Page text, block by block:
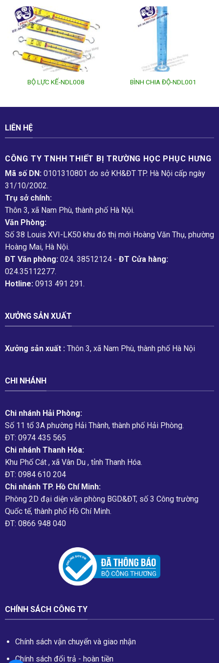
BỘ LỰC KẾ-NDL008 BÌNH CHIA ĐỘ-NDL001
LIÊN HỆ
CÔNG TY TNHH THIẾT BỊ TRƯỜNG HỌC PHỤC H­ƯNG
Mã số DN: 0101310801 do sở KH&ĐT TP. Hà Nội cấp ngày
31/10/2002.
Trụ sở chính:
Thôn 3, xã Nam Phù, thành phố Hà Nội.
Văn Phòng:
Số 38 Louis XVI-LK50 khu đô thị mới Hoàng Văn Thụ, phường
Hoàng Mai, Hà Nội.
ĐT Văn phòng:024. 38512124 - ĐT Cửa hàng:
024.35112277.
Hotline:0913 491 291.
XƯỞNG SẢN XUẤT
Xưởng sản xuất :Thôn 3, xã Nam Phù, thành phố Hà Nội
CHI NHÁNH
Chi nhánh Hải Phòng:
Số 11 tổ 3A phường Hải Thành, thành phố Hải Phòng.
ĐT: 0974 435 565
Chi nhánh Thanh Hóa:
Khu Phố Cát , xã Vân Du , tỉnh Thanh Hóa.
ĐT: 0984 610 204
Chi nhánh TP. Hồ Chí Minh:
Phòng 2D đại diện văn phòng BGD&ĐT, số 3 Công trường
Quốc tế, thành phố Hồ Chí Minh.
ĐT: 0866 948 040
CHÍNH SÁCH CÔNG TY
Chính sách vận chuyển và giao nhận
Chính sách đổi trả - hoàn tiền